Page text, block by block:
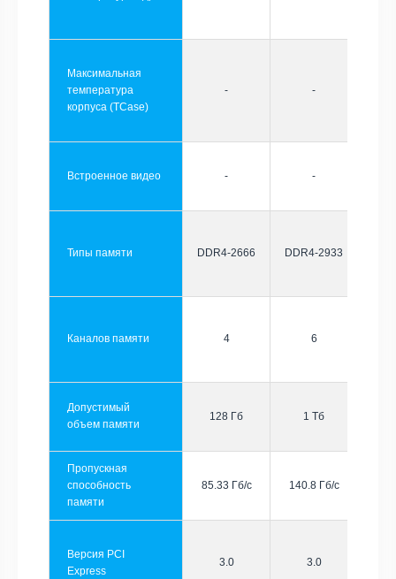
Максимальная
температура
корпуса (TCase)
- -
Встроенное видео - -
Типы памяти DDR4-2666 DDR4-2933
Каналов памяти 4 6
Допустимый
объем памяти
128 Гб 1 Тб
Пропускная
способность
памяти
85.33 Гб/с 140.8 Гб/с
Версия PCI
Express
3.0 3.0